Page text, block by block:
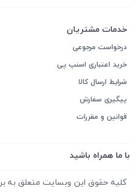
خدمات مشتریان
درخواست مرجوعی
خرید اعتباری اسنپ پی
شرایط ارسال کالا
پیگیری سفارش
قوانین و مقررات
با ما همراه باشید
کلیه حقوق این وبسایت متعلق به